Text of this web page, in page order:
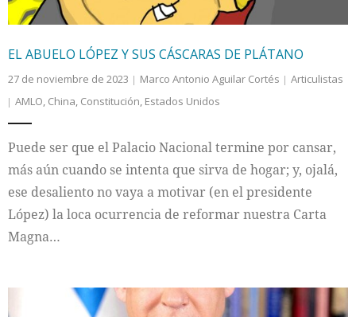
EL ABUELO LÓPEZ Y SUS CÁSCARAS DE PLÁTANO
27 de noviembre de 2023 Marco Antonio Aguilar Cortés
Articulistas
AMLO, China, Constitución, Estados Unidos
Puede ser que el Palacio Nacional termine por cansar,
más aún cuando se intenta que sirva de hogar; y, ojalá,
ese desaliento no vaya a motivar (en el presidente
López) la loca ocurrencia de reformar nuestra Carta
Magna…